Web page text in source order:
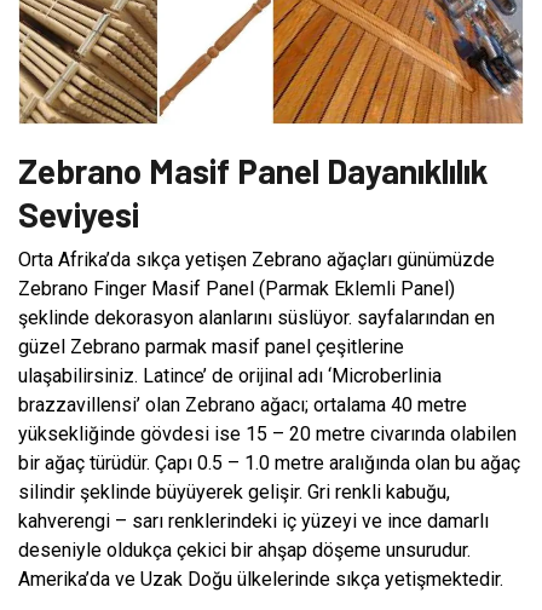
Zebrano Masif Panel Dayanıklılık
Seviyesi
Orta Afrika’da sıkça yetişen Zebrano ağaçları günümüzde
Zebrano Finger Masif Panel (Parmak Eklemli Panel)
şeklinde dekorasyon alanlarını süslüyor. sayfalarından en
güzel Zebrano parmak masif panel çeşitlerine
ulaşabilirsiniz. Latince’ de orijinal adı ‘Microberlinia
brazzavillensi’ olan Zebrano ağacı; ortalama 40 metre
yüksekliğinde gövdesi ise 15 – 20 metre civarında olabilen
bir ağaç türüdür. Çapı 0.5 – 1.0 metre aralığında olan bu ağaç
silindir şeklinde büyüyerek gelişir. Gri renkli kabuğu,
kahverengi – sarı renklerindeki iç yüzeyi ve ince damarlı
deseniyle oldukça çekici bir ahşap döşeme unsurudur.
Amerika’da ve Uzak Doğu ülkelerinde sıkça yetişmektedir.